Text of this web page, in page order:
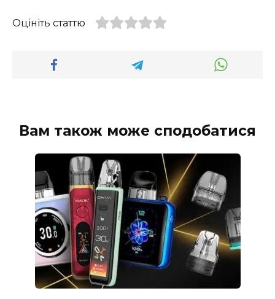
Оцініть статтю
Вам також може сподобатися